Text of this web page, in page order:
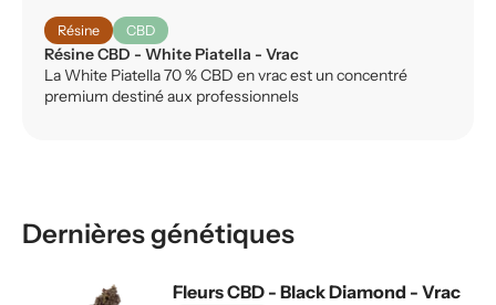
Résine CBD
Résine CBD - White Piatella - Vrac
La White Piatella 70 % CBD en vrac est un concentré
premium destiné aux professionnels
Dernières génétiques
Fleurs CBD - Black Diamond - Vrac